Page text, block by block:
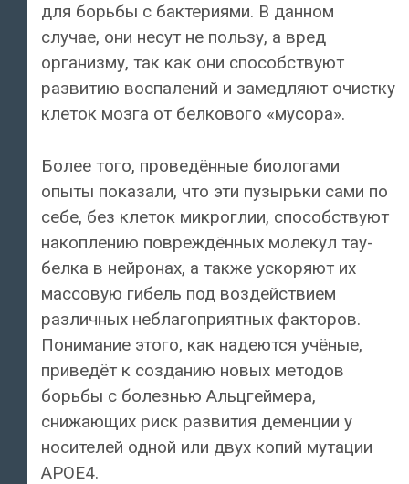
для борьбы с бактериями. В данном
случае, они несут не пользу, а вред
организму, так как они способствуют
развитию воспалений и замедляют очистку
клеток мозга от белкового «мусора».
Более того, проведённые биологами
опыты показали, что эти пузырьки сами по
себе, без клеток микроглии, способствуют
накоплению повреждённых молекул тау-
белка в нейронах, а также ускоряют их
массовую гибель под воздействием
различных неблагоприятных факторов.
Понимание этого, как надеются учёные,
приведёт к созданию новых методов
борьбы с болезнью Альцгеймера,
снижающих риск развития деменции у
носителей одной или двух копий мутации
APOE4.